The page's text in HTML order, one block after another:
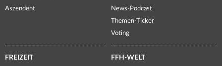
Aszendent
News-Podcast
Themen-Ticker
Voting
FREIZEIT FFH-WELT